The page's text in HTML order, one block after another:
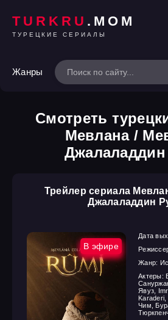
TURKRU .MOM
ТУРЕЦКИЕ СЕРИАЛЫ
Жанры
Смотреть
Мевлана /
Трейлер сериала
Джалаладдин
В эфире
Дата
Жанр:
Актеры:
Явуз,
Чим,